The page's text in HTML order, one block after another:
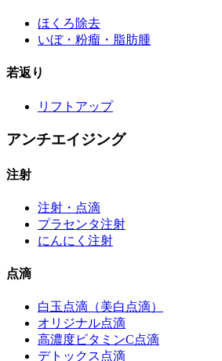
ほくろ除去
いぼ・粉瘤・脂肪腫
若返り
リフトアップ
アンチエイジング
注射
注射・点滴
プラセンタ注射
にんにく注射
点滴
白玉点滴（美白点滴）
オリジナル点滴
高濃度ビタミンC点滴
デトックス点滴